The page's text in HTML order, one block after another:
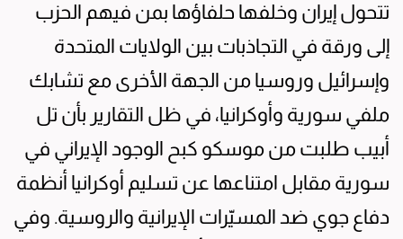
تتحول إيران وخلفها حلفاؤها بمن فيهم الحزب
إلى ورقة في التجاذبات بين الولايات المتحدة
وإسرائيل وروسيا من الجهة الأخرى مع تشابك
ملفي سورية وأوكرانيا، في ظل التقارير بأن تل
أبيب طلبت من موسكو كبح الوجود الإيراني في
سورية مقابل امتناعها عن تسليم أوكرانيا أنظمة
دفاع جوي ضد المسيّرات الإيرانية والروسية. وفي